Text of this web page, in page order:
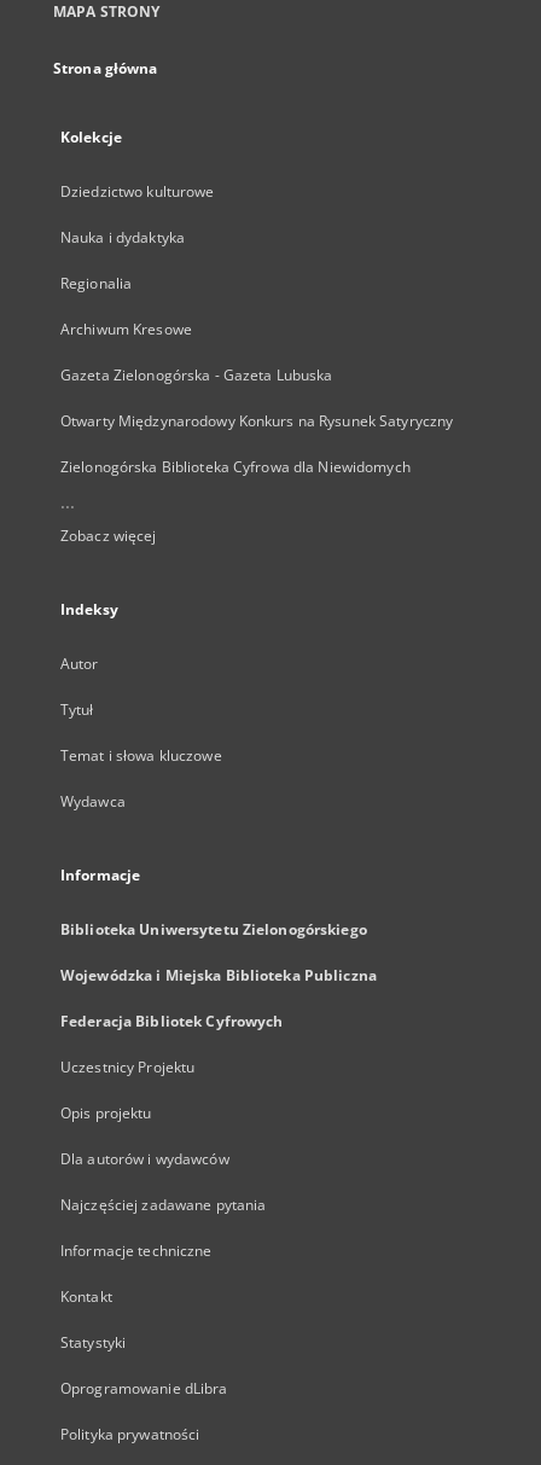
MAPA STRONY
Strona główna
Kolekcje
Dziedzictwo kulturowe
Nauka i dydaktyka
Regionalia
Archiwum Kresowe
Gazeta Zielonogórska - Gazeta Lubuska
Otwarty Międzynarodowy Konkurs na Rysunek Satyryczny
Zielonogórska Biblioteka Cyfrowa dla Niewidomych
...
Zobacz więcej
Indeksy
Autor
Tytuł
Temat i słowa kluczowe
Wydawca
Informacje
Biblioteka Uniwersytetu Zielonogórskiego
Wojewódzka i Miejska Biblioteka Publiczna
Federacja Bibliotek Cyfrowych
Uczestnicy Projektu
Opis projektu
Dla autorów i wydawców
Najczęściej zadawane pytania
Informacje techniczne
Kontakt
Statystyki
Oprogramowanie dLibra
Polityka prywatności